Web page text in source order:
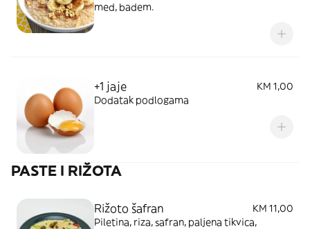
med, badem.
+1 jaje
KM 1,00
Dodatak podlogama
PASTE I RIŽOTA
Rižoto šafran
KM 11,00
Piletina, riza, safran, paljena tikvica,